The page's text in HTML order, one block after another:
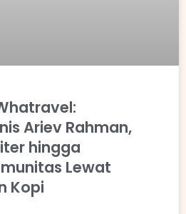
Ariev Rahman,
hingga
Lewat
Kopi